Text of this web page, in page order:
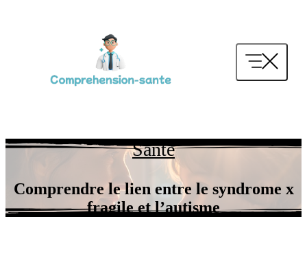
Santé
Comprendre le lien entre le syndrome x
fragile et l’autisme